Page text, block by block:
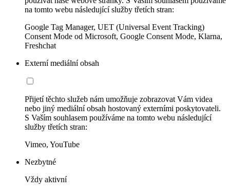
na tomto webu následující služby třetích stran:
Google Tag Manager, UET (Universal Event Tracking)
Consent Mode od Microsoft, Google Consent Mode, Klarna,
Freshchat
Externí mediální obsah
Přijetí těchto služeb nám umožňuje zobrazovat Vám videa
nebo jiný mediální obsah hostovaný externími poskytovateli.
S Vaším souhlasem používáme na tomto webu následující
služby třetích stran:
Vimeo, YouTube
Nezbytné
Vždy aktivní